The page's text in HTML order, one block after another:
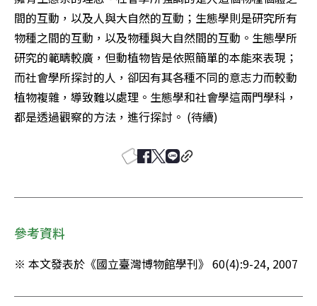
間的互動，以及人與大自然的互動；生態學則是研究所有
物種之間的互動，以及物種與大自然間的互動。生態學所
研究的範疇較廣，但動植物皆是依照簡單的本能來表現；
而社會學所探討的人，卻因有其各種不同的意志力而較動
植物複雜，導致難以處理。生態學和社會學這兩門學科，
都是透過觀察的方法，進行探討。 (待續)
參考資料
※ 本文發表於《國立臺灣博物館學刊》 60(4):9-24, 2007